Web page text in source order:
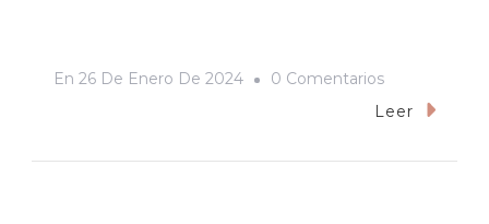
En 26 De Enero De 2024 0 ComentariosEn
Crónica
Leer